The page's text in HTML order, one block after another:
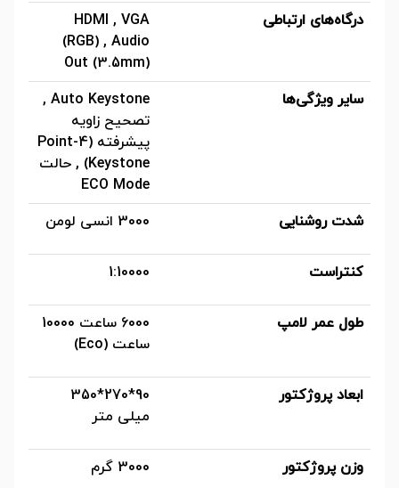
درگاه‌های ارتباطی
HDMI , VGA
(RGB) , Audio
Out (3.5mm)
سایر ویژگی‌ها
Auto Keystone ,
تصحیح زاویه
پیشرفته (4-Point
Keystone) , حالت
ECO Mode
شدت روشنایی
3000 انسی لومن
کنتراست 1:10000
طول عمر لامپ
6000 ساعت 10000
ساعت (Eco)
ابعاد پروژکتور
90*270*350
میلی متر
وزن پروژکتور 3000 گرم